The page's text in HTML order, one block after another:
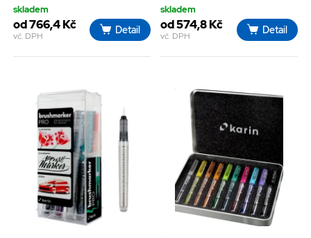
skladem
od 766,4 Kč
vč. DPH
Detail
skladem
od 574,8 Kč
vč. DPH
Detail